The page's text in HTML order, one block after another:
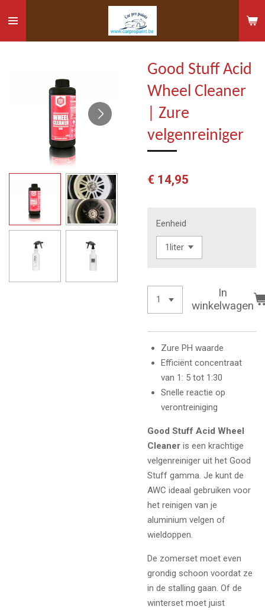
direct
naar
Good Stuff Acid
Wheel Cleaner
| Zure
velgenreiniger
€ 14,95
Eenheid
In
winkelwagen
Zure PH waarde
Efficiënt concentraat
van 1: 5 tot 1:30
Snelle reactie op
verontreiniging
Good Stuff Acid Wheel
Cleaner is een krachtige
velgenreiniger uit het Good
Stuff gamma. Je kunt de
AWC ideaal gebruiken voor
het reinigen van je
aluminium velgen of
wieldoppen.
De zomerset moet even
grondig schoon voordat ze
in de stalling gaan. Of de
winterset moet juist